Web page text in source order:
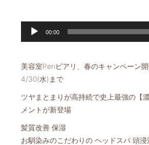
00:00
美容室Periピアリ、春のキャンペーン
4/30(水)まで
ツヤまとまりが高持続で史上最強の【
メントが新登場️
髪質改善 保湿
お馴染みのこだわりの ヘッドスパ 頭浸